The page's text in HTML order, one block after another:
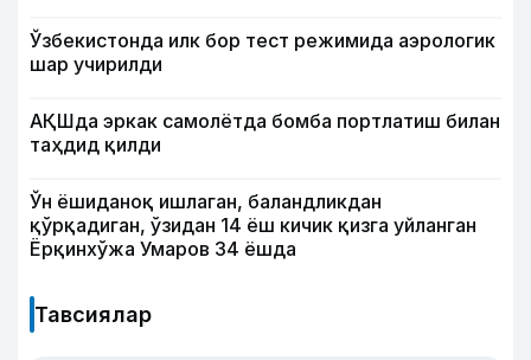
Ўзбекистонда илк бор тест режимида аэрологик
шар учирилди
АҚШда эркак самолётда бомба портлатиш билан
таҳдид қилди
Ўн ёшиданоқ ишлаган, баландликдан
қўрқадиган, ўзидан 14 ёш кичик қизга уйланган
Ёрқинхўжа Умаров 34 ёшда
Тавсиялар